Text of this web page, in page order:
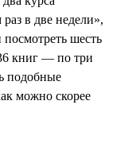
в две недели»,
шесть
книг — по три
подобные
можно скорее